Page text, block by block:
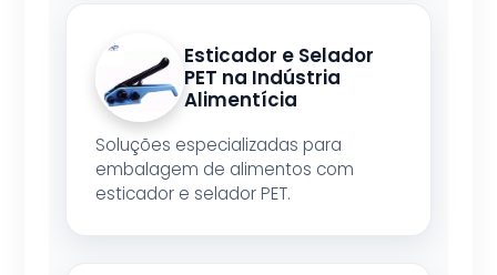
Esticador e Selador
PET na Indústria
Alimentícia
Soluções especializadas para
embalagem de alimentos com
esticador e selador PET.